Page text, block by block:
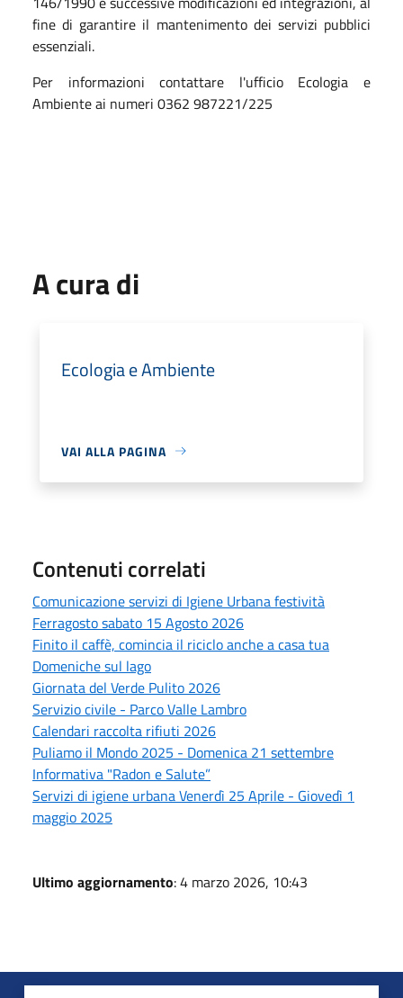
fine di garantire il mantenimento dei servizi pubblici
essenziali.
Per informazioni contattare l'ufficio Ecologia e
Ambiente ai numeri 0362 987221/225
A cura di
Ecologia e Ambiente
VAI ALLA PAGINA
Contenuti correlati
Comunicazione servizi di Igiene Urbana festività
Ferragosto sabato 15 Agosto 2026
Finito il caffè, comincia il riciclo anche a casa tua
Domeniche sul lago
Giornata del Verde Pulito 2026
Servizio civile - Parco Valle Lambro
Calendari raccolta rifiuti 2026
Puliamo il Mondo 2025 - Domenica 21 settembre
Informativa "Radon e Salute”
Servizi di igiene urbana Venerdì 25 Aprile - Giovedì 1
maggio 2025
Ultimo aggiornamento: 4 marzo 2026, 10:43